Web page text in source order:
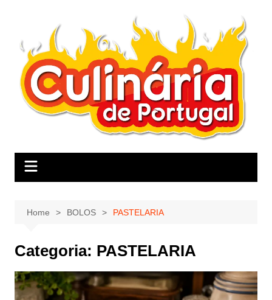
Home BOLOS PASTELARIA
Categoria: PASTELARIA